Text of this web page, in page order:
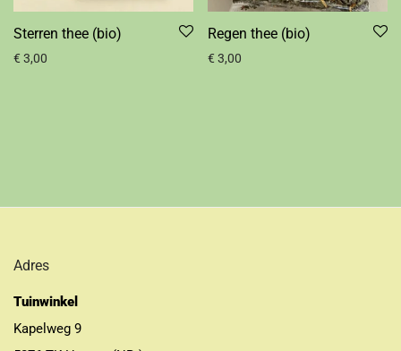
Sterren thee (bio)
€ 3,00
Regen thee (bio)
€ 3,00
Adres
Tuinwinkel
Kapelweg 9